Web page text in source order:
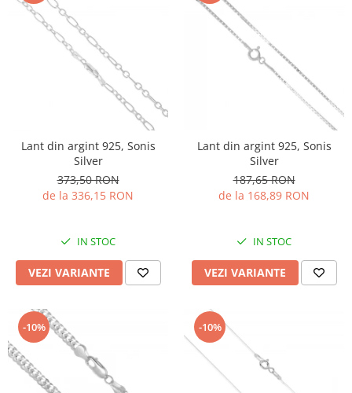
Lant din argint 925, Sonis
Silver
373,50 RON
de la 336,15 RON
IN STOC
VEZI VARIANTE
Lant din argint 925, Sonis
Silver
187,65 RON
de la 168,89 RON
IN STOC
VEZI VARIANTE
-10% -10%